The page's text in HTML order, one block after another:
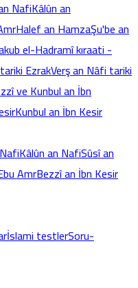
NafiKâlûn an
Halef an HamzaŞu'be an
el-Hadramî kıraati -
EzrakVerş an Nâfi tariki
ve Kunbul an İbn
Kunbul an İbn Kesir
Kâlûn an NafiSûsî an
AmrBezzî an İbn Kesir
İslami testlerSoru-